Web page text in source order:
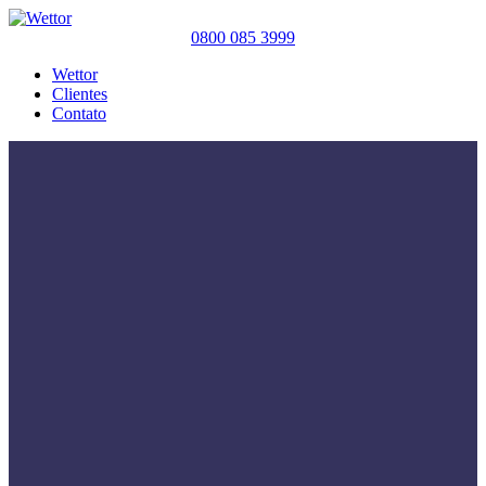
0800 085 3999
Wettor
Clientes
Contato